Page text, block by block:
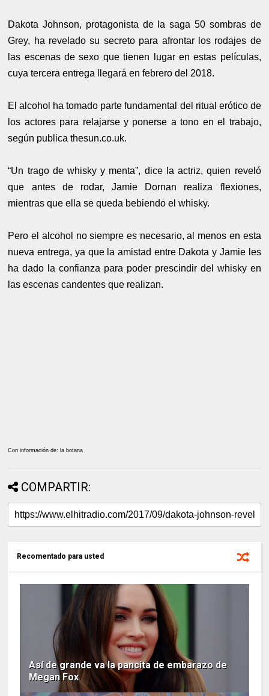
Dakota Johnson, protagonista de la saga 50 sombras de
Grey, ha revelado su secreto para afrontar los rodajes de
las escenas de sexo que tienen lugar en estas películas,
cuya tercera entrega llegará en febrero del 2018.
El alcohol ha tomado parte fundamental del ritual erótico de
los actores para relajarse y ponerse a tono en el trabajo,
según publica thesun.co.uk.
“Un trago de whisky y menta”, dice la actriz, quien reveló
que antes de rodar, Jamie Dornan realiza flexiones,
mientras que ella se queda bebiendo el whisky.
Pero el alcohol no siempre es necesario, al menos en esta
nueva entrega, ya que la amistad entre Dakota y Jamie les
ha dado la confianza para poder prescindir del whisky en
las escenas candentes que realizan.
Con información de: la botana
COMPARTIR:
Recomentado para usted
Así de grande va la pancita de embarazo de
Megan Fox